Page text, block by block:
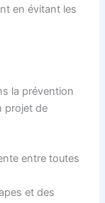
en évitant les
la prévention
projet de
entre toutes
et des